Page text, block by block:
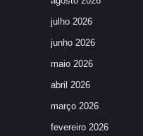
julho 2026
junho 2026
maio 2026
abril 2026
março 2026
fevereiro 2026